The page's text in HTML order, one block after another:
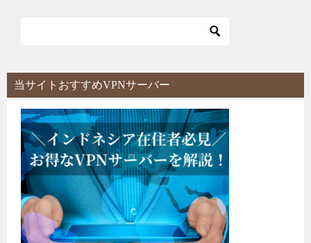
当サイトおすすめVPNサーバー